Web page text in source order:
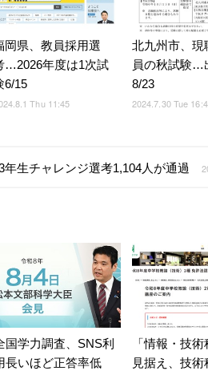
岡県、教員採用選
…2026年度は1次試
6/15
Thu 11:45
北九州市、現
員の秋試験…
8/23
2024.7.30 Tue
生チャレンジ選考1,104人が通過
国学力調査、SNS利
長いほど正答率低
「情報・技
見据え、技